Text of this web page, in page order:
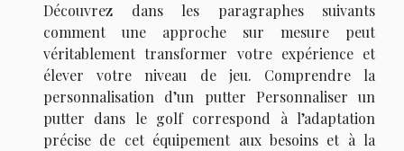
Découvrez dans les paragraphes suivants
comment une approche sur mesure peut
véritablement transformer votre expérience et
élever votre niveau de jeu. Comprendre la
personnalisation d’un putter Personnaliser un
putter dans le golf correspond à l’adaptation
précise de cet équipement aux besoins et à la